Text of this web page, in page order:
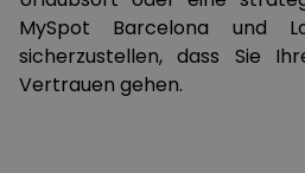
MySpot Barcelona und
sicherzustellen, dass Sie
Vertrauen gehen.